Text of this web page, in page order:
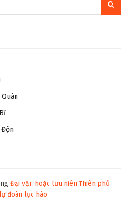
Độn
Đại vận hoặc lưu niên Thiên phủ
đoán lục hào